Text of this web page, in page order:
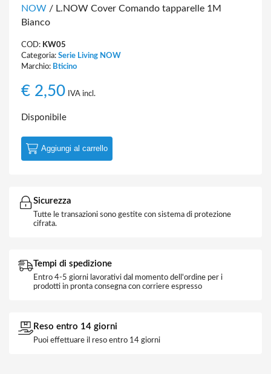
NOW / L.NOW Cover Comando tapparelle 1M
Bianco
COD: KW05
Categoria: Serie Living NOW
Marchio: Bticino
€ 2,50 IVA incl.
Disponibile
Aggiungi al carrello
Sicurezza
Tutte le transazioni sono gestite con sistema di protezione
cifrata.
Tempi di spedizione
Entro 4-5 giorni lavorativi dal momento dell'ordine per i
prodotti in pronta consegna con corriere espresso
Reso entro 14 giorni
Puoi effettuare il reso entro 14 giorni